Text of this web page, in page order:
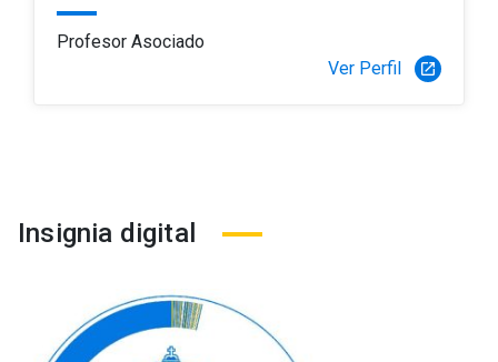
Profesor Asociado
Ver Perfil
launch
Insignia digital